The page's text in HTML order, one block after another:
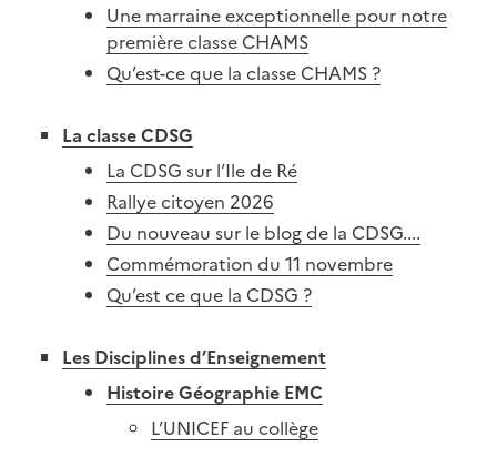
Une marraine exceptionnelle pour notre
première classe CHAMS
Qu’est-ce que la classe CHAMS ?
La classe CDSG
La CDSG sur l’Ile de Ré
Rallye citoyen 2026
Du nouveau sur le blog de la CDSG....
Commémoration du 11 novembre
Qu’est ce que la CDSG ?
Les Disciplines d’Enseignement
Histoire Géographie EMC
L’UNICEF au collège